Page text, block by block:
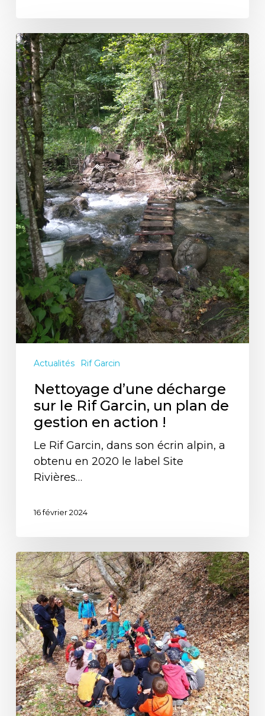
Nettoyage
d’une
décharge
sur
le
Rif
Garcin,
un
plan
de
gestion
en
action
!
Actualités Rif Garcin
Nettoyage d’une décharge
sur le Rif Garcin, un plan de
gestion en action !
Le Rif Garcin, dans son écrin alpin, a
obtenu en 2020 le label Site
Rivières…
16 février 2024
Le
Rif
Garcin
–
Site
Rivières
Sauvages,
dévoile
quelques
uns